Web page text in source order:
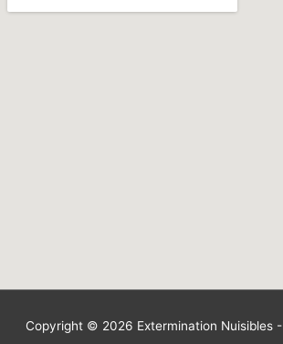
Copyright © 2026 Extermination Nuisibles-